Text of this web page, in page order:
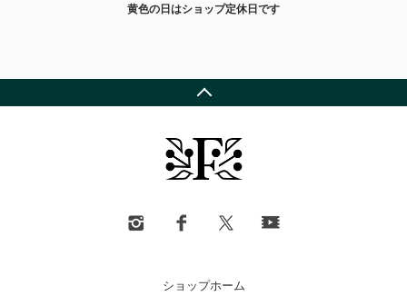
黄色の日はショップ定休日です
ショップホーム